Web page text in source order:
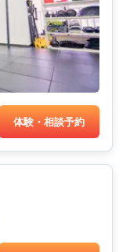
体験・相談予約